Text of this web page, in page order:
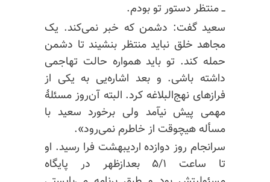
ــ منتظر دستور تو بودم.
سعید گفت: دشمن که خبر نمی‌کند. یک
مجاهد خلق نباید منتظر بنشیند تا دشمن
حمله کند. تو باید همواره حالت تهاجمی
داشته باشی. و بعد اشاره‌یی به یکی از
فرازهای نهج‌البلاغه کرد. البته آن‌روز مسئلهٔ
مهمی پیش نیآمد ولی برخورد سعید با
مسأله هیچوقت از خاطرم نمی‌رود».
سرانجام روز دوازده اردیبهشت فرا رسید. او
تا ساعت ۵/۱ بعدازظهر در پایگاه